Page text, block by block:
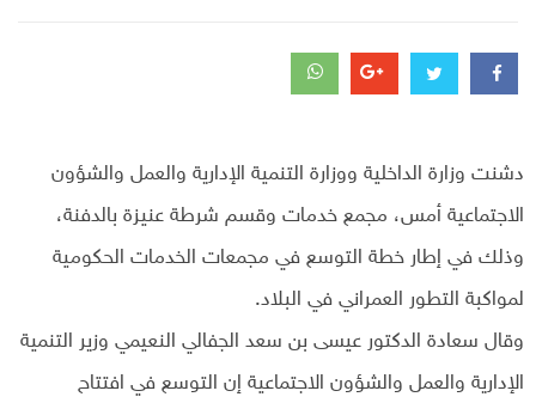
دشنت وزارة الداخلية ووزارة التنمية الإدارية والعمل والشؤون
الاجتماعية أمس، مجمع خدمات وقسم شرطة عنيزة بالدفنة،
وذلك في إطار خطة التوسع في مجمعات الخدمات الحكومية
لمواكبة التطور العمراني في البلاد.
وقال سعادة الدكتور عيسى بن سعد الجفالي النعيمي وزير التنمية
الإدارية والعمل والشؤون الاجتماعية إن التوسع في افتتاح